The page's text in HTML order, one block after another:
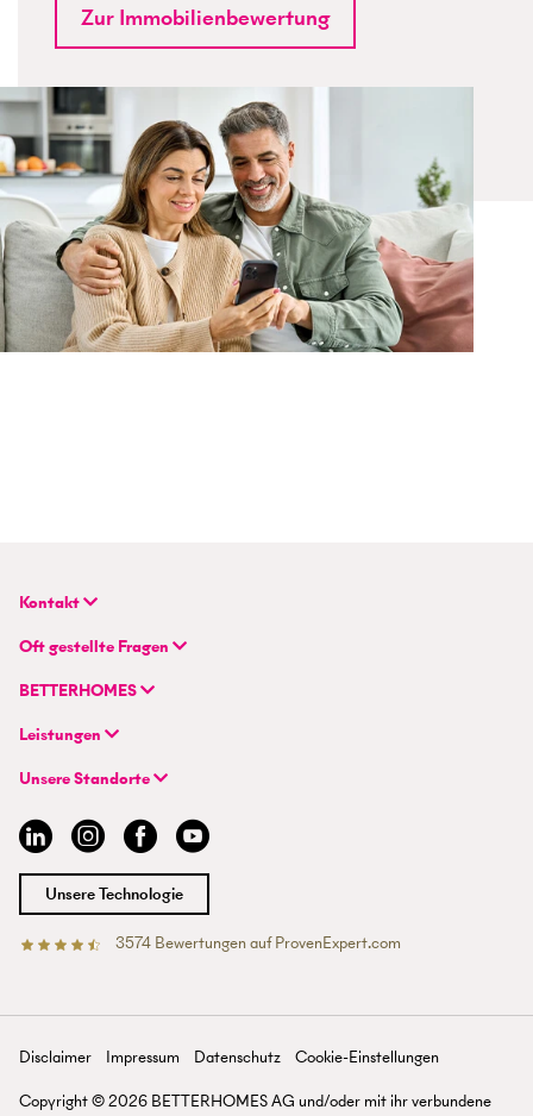
Zur Immobilienbewertung
Kontakt
BETTERHOMES (Schweiz) AG
Hauptsitz
Flurstrasse 55
info@betterhomes.ch
Oft gestellte Fragen
FAQ | Immobilienbewertung
FAQ | Immobilienmakler/-in werden
BETTERHOMES
Unternehmen
Hybrides Maklermodell
BETTERHOMES-Erfahrungen
Jobs
Standorte
Presse
Leistungen
Immobilie suchen
Immobilie bewerten
Immobilien-Ratgeber
Immobilienmakler/-in werden
Unsere Standorte
Aargau
Basel
Chur
Lausanne
Luzern
St. Gallen
Zürichsee
Unsere Technologie
3574Bewertungen auf ProvenExpert.com
Disclaimer Impressum Datenschutz
Cookie-Einstellungen
Copyright ©2026 BETTERHOMES AG und/oder mit ihr verbundene